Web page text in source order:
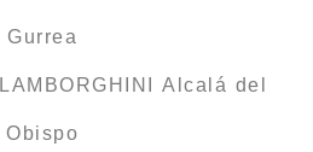
Gurrea
Alcalá del
Obispo